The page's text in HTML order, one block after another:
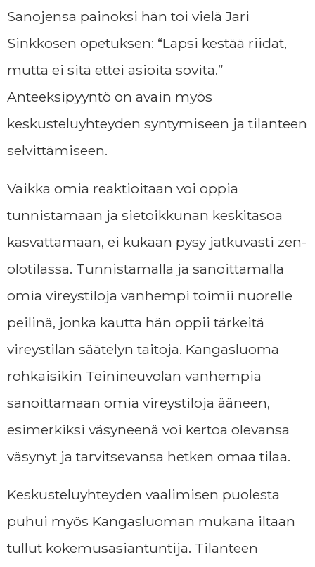
Sanojensa painoksi hän toi vielä Jari
Sinkkosen opetuksen: “Lapsi kestää riidat,
mutta ei sitä ettei asioita sovita.”
Anteeksipyyntö on avain myös
keskusteluyhteyden syntymiseen ja tilanteen
selvittämiseen.
Vaikka omia reaktioitaan voi oppia
tunnistamaan ja sietoikkunan keskitasoa
kasvattamaan, ei kukaan pysy jatkuvasti zen-
olotilassa. Tunnistamalla ja sanoittamalla
omia vireystiloja vanhempi toimii nuorelle
peilinä, jonka kautta hän oppii tärkeitä
vireystilan säätelyn taitoja. Kangasluoma
rohkaisikin Teinineuvolan vanhempia
sanoittamaan omia vireystiloja ääneen,
esimerkiksi väsyneenä voi kertoa olevansa
väsynyt ja tarvitsevansa hetken omaa tilaa.
Keskusteluyhteyden vaalimisen puolesta
puhui myös Kangasluoman mukana iltaan
tullut kokemusasiantuntija. Tilanteen